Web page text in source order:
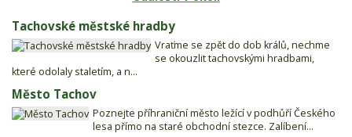
Tachovské městské hradby
Vraťme se zpět do dob králů, nechme
se okouzlit tachovskými hradbami,
které odolaly staletím, a n...
Město Tachov
Poznejte příhraniční město ležící v podhůří Českého
lesa přímo na staré obchodní stezce. Zalíbení...